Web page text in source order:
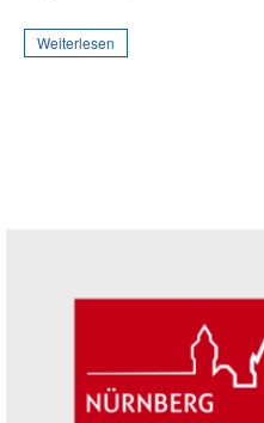
Weiterlesen